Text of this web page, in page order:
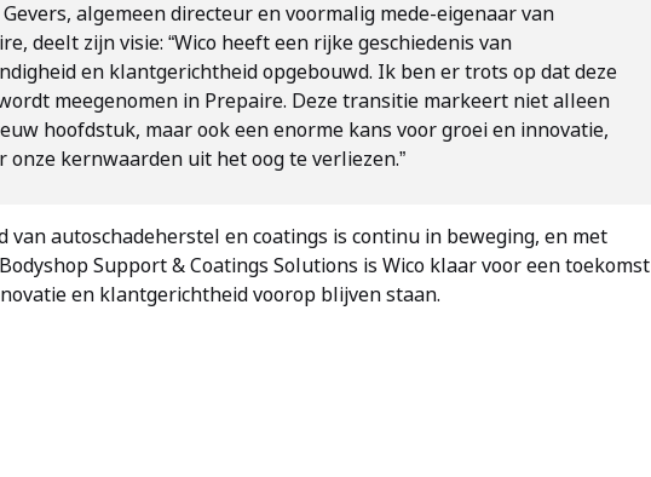
Gevers, algemeen directeur en voormalig mede-eigenaar van
deelt zijn visie: “Wico heeft een rijke geschiedenis van
en klantgerichtheid opgebouwd. Ik ben er trots op dat deze
meegenomen in Prepaire. Deze transitie markeert niet alleen
hoofdstuk, maar ook een enorme kans voor groei en innovatie,
onze kernwaarden uit het oog te verliezen.”
van autoschadeherstel en coatings is continu in beweging, en met
Support & Coatings Solutions is Wico klaar voor een toekomst
en klantgerichtheid voorop blijven staan.